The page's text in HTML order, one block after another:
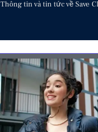
Thông tin và tin tức về Save